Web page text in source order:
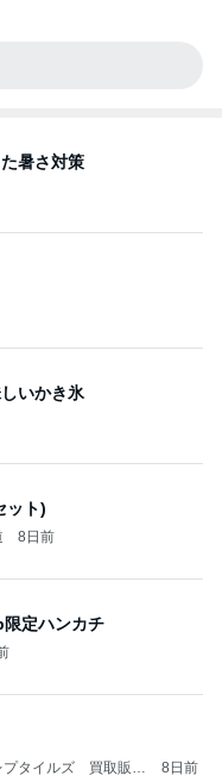
暑さ対策
いかき氷
ット)
8日前
定ハンカチ
タイルズ 買取販売
8日前